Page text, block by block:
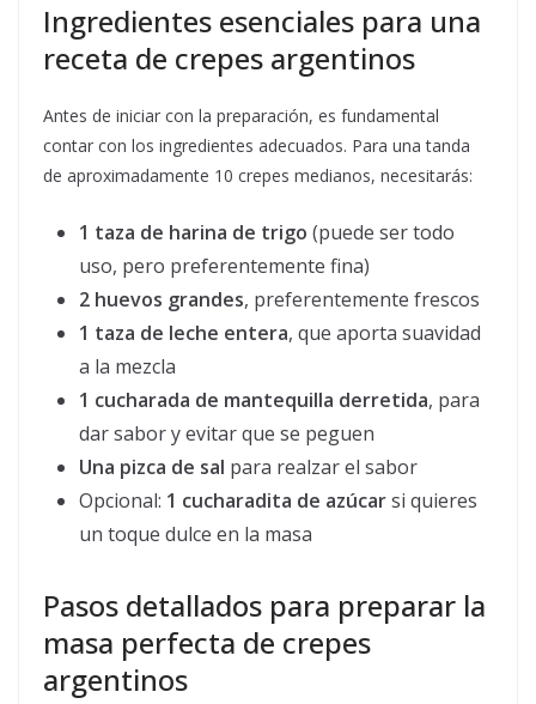
Ingredientes esenciales para una
receta de crepes argentinos
Antes de iniciar con la preparación, es fundamental
contar con los ingredientes adecuados. Para una tanda
de aproximadamente 10 crepes medianos, necesitarás:
1 taza de harina de trigo (puede ser todo
uso, pero preferentemente fina)
2 huevos grandes, preferentemente frescos
1 taza de leche entera, que aporta suavidad
a la mezcla
1 cucharada de mantequilla derretida, para
dar sabor y evitar que se peguen
Una pizca de sal para realzar el sabor
Opcional: 1 cucharadita de azúcarsi quieres
un toque dulce en la masa
Pasos detallados para preparar la
masa perfecta de crepes
argentinos